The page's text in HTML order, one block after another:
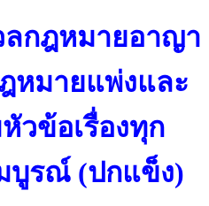
ลกฎหมายอาญา
หมายแพ่งและ
วข้อเรื่องทุก
บูรณ์ (ปกแข็ง)